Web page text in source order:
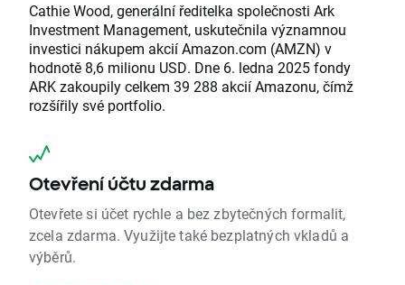
Cathie Wood, generální ředitelka společnosti Ark
Investment Management, uskutečnila významnou
investici nákupem akcií Amazon.com (AMZN) v
hodnotě 8,6 milionu USD. Dne 6. ledna 2025 fondy
ARK zakoupily celkem 39 288 akcií Amazonu, čímž
rozšířily své portfolio.
Otevření účtu zdarma
Otevřete si účet rychle a bez zbytečných formalit,
zcela zdarma. Využijte také bezplatných vkladů a
výběrů.